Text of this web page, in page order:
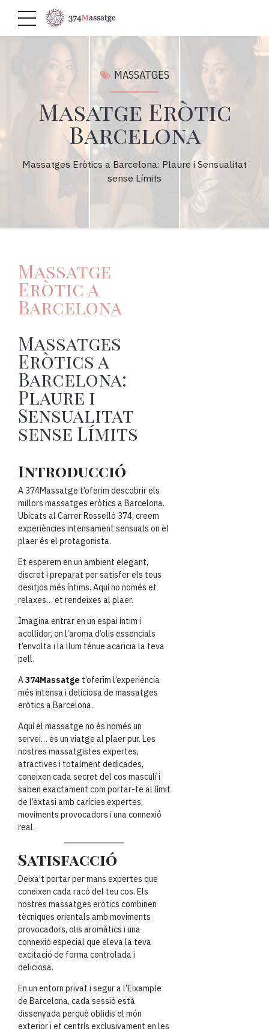
MASSATGES
Masatge Eròtic
Barcelona
Massatges Eròtics a Barcelona: Plaure i Sensualitat
sense Límits
Massatge
Eròtic a
Barcelona
Massatges
Eròtics a
Barcelona:
Plaure i
Sensualitat
sense Límits
Introducció
A 374Massatge t’oferim descobrir els
millors massatges eròtics a Barcelona.
Ubicats al Carrer Rosselló 374, creem
experiències intensament sensuals on el
plaer és el protagonista.
Et esperem en un ambient elegant,
discret i preparat per satisfer els teus
desitjos més íntims. Aquí no només et
relaxes… et rendeixes al plaer.
Imagina entrar en un espai íntim i
acollidor, on l’aroma d’olis essencials
t’envolta i la llum tènue acaricia la teva
pell.
A374Massatge t’oferim l’experiència
més intensa i deliciosa de massatges
eròtics a Barcelona.
Aquí el massatge no és només un
servei… és un viatge al plaer pur. Les
nostres massatgistes expertes,
atractives i totalment dedicades,
coneixen cada secret del cos masculí i
saben exactament com portar-te al límit
de l’èxtasi amb carícies expertes,
moviments provocadors i una connexió
real.
Satisfacció
Deixa’t portar per mans expertes que
coneixen cada racó del teu cos. Els
nostres massatges eròtics combinen
tècniques orientals amb moviments
provocadors, olis aromàtics i una
connexió especial que eleva la teva
excitació de forma controlada i
deliciosa.
En un entorn privat i segur a l’Eixample
de Barcelona, cada sessió està
dissenyada perquè oblidis el món
exterior i et centrís exclusivament en les